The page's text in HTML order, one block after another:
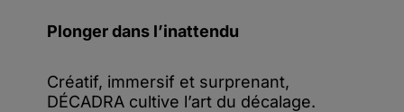
Plonger dans l’inattendu
Créatif, immersif et surprenant,
DÉCADRA cultive l’art du décalage.